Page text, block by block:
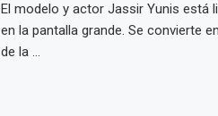
El modelo y actor Jassir Yunis está
en la pantalla grande. Se convierte
de la ...